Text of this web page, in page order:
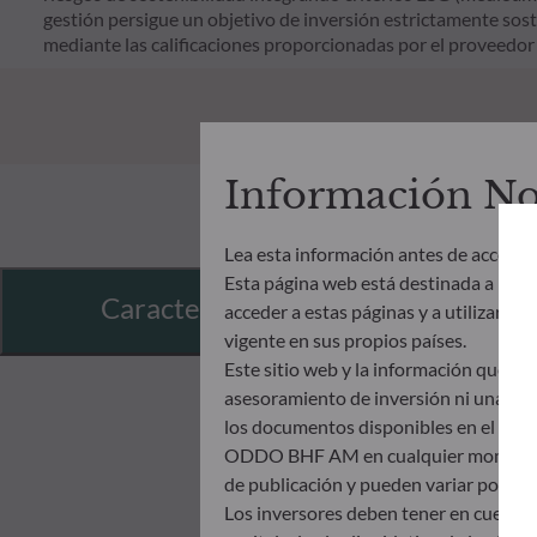
gestión persigue un objetivo de inversión estrictamente
mediante las calificaciones proporcionadas por el proveedor
Características
Información
Lea esta información antes de acceder
Esta página web está destinada a los
acceder a estas páginas y a utilizar y
vigente en sus propios países.
Este sitio web y la información que
asesoramiento de inversión ni una
los documentos disponibles en el
ODDO BHF AM en cualquier
de publicación y pueden variar
Los inversores deben tener en